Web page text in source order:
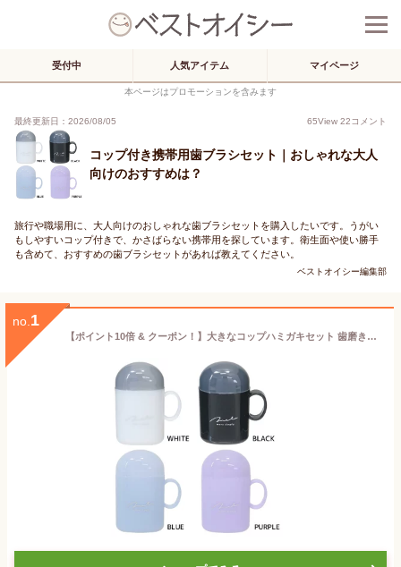
受付中 人気アイテム マイページ
本ページはプロモーションを含みます
最終更新日：2026/08/05 65View 22コメント
コップ付き携帯用歯ブラシセット｜おしゃれな大人
向けのおすすめは？
旅行や職場用に、大人向けのおしゃれな歯ブラシセットを購入したいです。うがい
もしやすいコップ付きで、かさばらない携帯用を探しています。衛生面や使い勝手
も含めて、おすすめの歯ブラシセットがあれば教えてください。
ベストオイシー編集部
no. 1
【ポイント10倍 & クーポン！】大きなコップハミガキセット 歯磨きセット MYCOLOR カミオジャパン はみがきセット コップ付き歯ブラシセット デンタルセット